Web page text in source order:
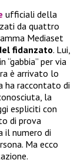
ufficiali della
da quattro
Mediaset
fidanzato. Lui,
per via
è arrivato lo
ha raccontato di
la
espliciti con
di prova
il numero di
Ma ecco